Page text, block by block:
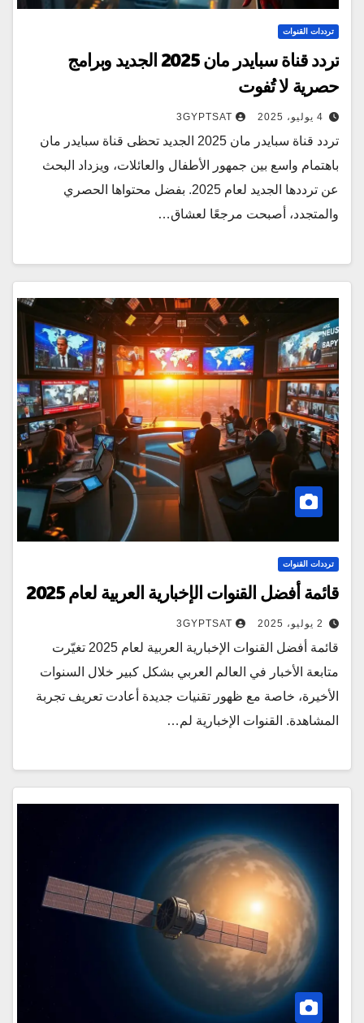
ترددات القنوات
تردد قناة سبايدر مان 2025 الجديد وبرامج
حصرية لا تُفوت
4 يوليو، 2025 3GYPTSAT
تردد قناة سبايدر مان 2025 الجديد تحظى قناة سبايدر مان
باهتمام واسع بين جمهور الأطفال والعائلات، ويزداد البحث
عن ترددها الجديد لعام 2025. بفضل محتواها الحصري
والمتجدد، أصبحت مرجعًا لعشاق…
ترددات القنوات
قائمة أفضل القنوات الإخبارية العربية لعام 2025
2 يوليو، 2025 3GYPTSAT
قائمة أفضل القنوات الإخبارية العربية لعام 2025 تغيّرت
متابعة الأخبار في العالم العربي بشكل كبير خلال السنوات
الأخيرة، خاصة مع ظهور تقنيات جديدة أعادت تعريف تجربة
المشاهدة. القنوات الإخبارية لم…